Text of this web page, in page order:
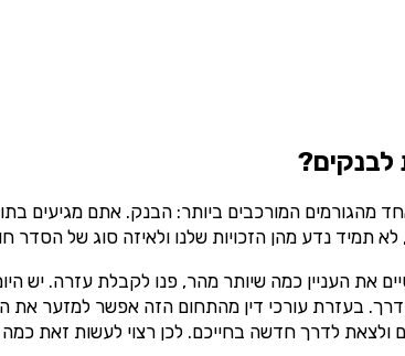
לבנקים?
מהגורמים המורכבים ביותר: הבנק. אתם מגיעים
תמיד נדע מהן הזכויות שלנו ולאיזה סוג של הסדר
את העניין כמה שיותר מהר, פנו לקבלת עזרה. יש
בעזרת עורכי דין מהתחום הזה אפשר למזער
לדרך חדשה בחייכם. לכן רצוי לעשות זאת
בדיקת זכאות להטבות מס